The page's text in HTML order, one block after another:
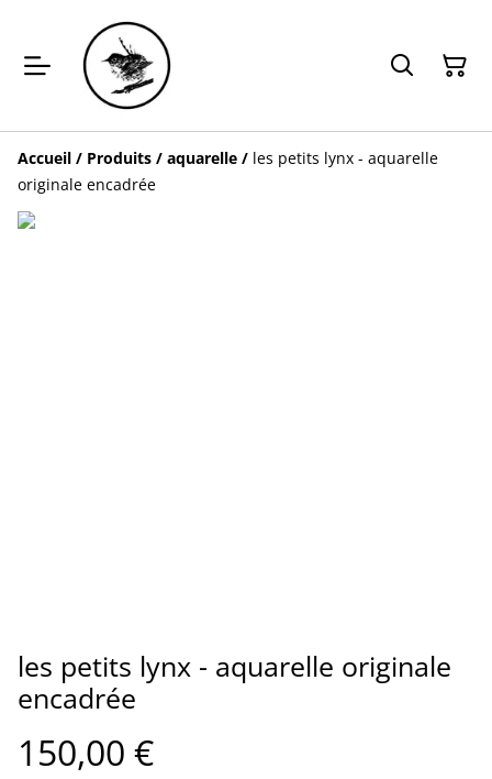
Accueil / Produits / aquarelle / les petits lynx - aquarelle
originale encadrée
les petits lynx - aquarelle originale
encadrée
150,00 €